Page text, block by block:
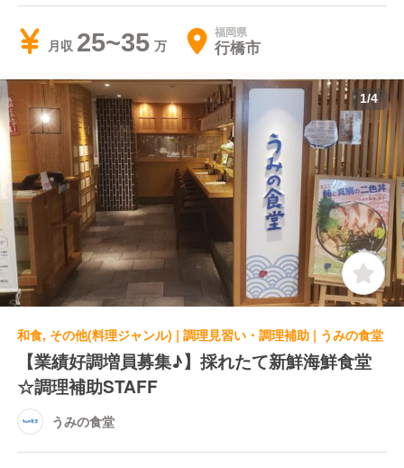
月収 25~35 福岡県
行橋市
1/4
和食, その他(料理ジャンル) | 調理見習い・調理補助 | うみの食堂
【業績好調増員募集♪】採れたて新鮮海鮮食堂
☆調理補助STAFF
うみの食堂